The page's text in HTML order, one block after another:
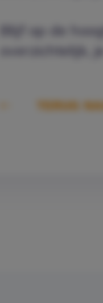
Blijf op de
overzichtelijk,
TERUG